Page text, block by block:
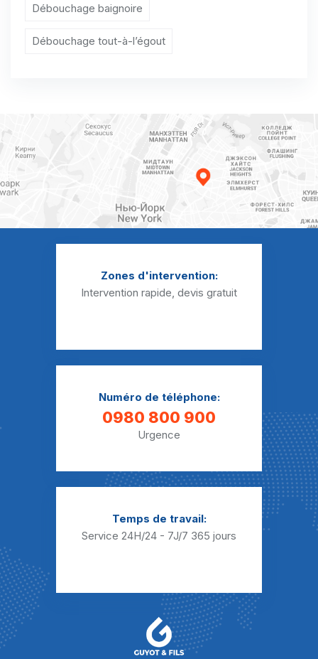
Débouchage baignoire
Débouchage tout-à-l’égout
Zones d'intervention:
Intervention rapide, devis gratuit
Numéro de téléphone:
0980 800 900
Urgence
Temps de travail:
Service 24H/24 - 7J/7 365 jours